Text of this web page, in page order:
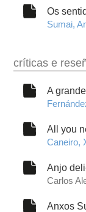
Os
Sumai,
críticas e
A
All you
Caneiro,
Anjo
Carlos
Anxos